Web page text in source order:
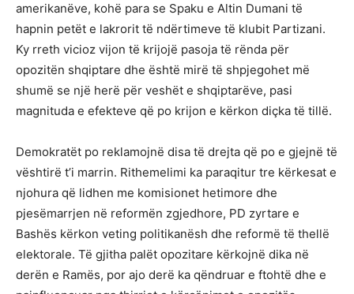
amerikanëve, kohë para se Spaku e Altin Dumani të
hapnin petët e lakrorit të ndërtimeve të klubit Partizani.
Ky rreth vicioz vijon të krijojë pasoja të rënda për
opozitën shqiptare dhe është mirë të shpjegohet më
shumë se një herë për veshët e shqiptarëve, pasi
magnituda e efekteve që po krijon e kërkon diçka të tillë.
Demokratët po reklamojnë disa të drejta që po e gjejnë të
vështirë t’i marrin. Rithemelimi ka paraqitur tre kërkesat e
njohura që lidhen me komisionet hetimore dhe
pjesëmarrjen në reformën zgjedhore, PD zyrtare e
Bashës kërkon veting politikanësh dhe reformë të thellë
elektorale. Të gjitha palët opozitare kërkojnë dika në
derën e Ramës, por ajo derë ka qëndruar e ftohtë dhe e